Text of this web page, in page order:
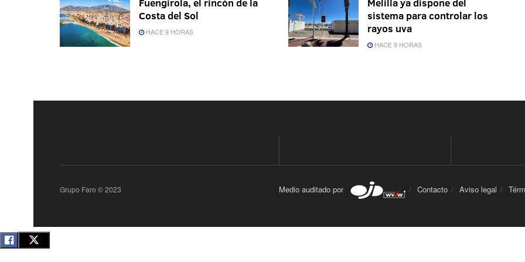
Fuengirola, el rincón de la
Costa del Sol
HACE 9 HORAS
Melilla ya dispone del
sistema para controlar los
rayos uva
HACE 9 HORAS
Medio auditado por Contacto Aviso legal
Grupo Faro © 2023